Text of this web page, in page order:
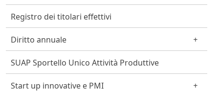
Registro dei titolari effettivi
Diritto annuale
SUAP Sportello Unico Attività Produttive
Start up innovative e PMI